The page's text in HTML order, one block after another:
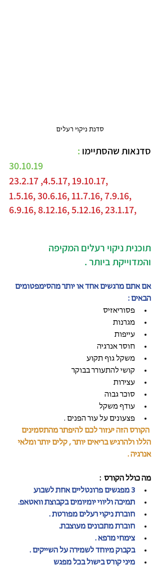
סדנת ניקוי רעלים
סדנאות שהסתיימו :
30.10.19
23.2.17 ,4.5.17, 19.10.17,
1.5.16, 30.6.16, 11.7.16, 7.9.16,
6.9.16, 8.12.16, 5.12.16, 23.1.17,
תוכנית ניקוי רעלים המקיפה
והמדוייקת ביותר .
אם אתם מרגשים אחד או יותר מהסימפטומים
הבאים :
פסוריאזיס
מגרנות
עייפות
חוסר אנרגיה
משקל גוף תקוע
קושי להתעורר בבוקר
עצירות
סוכר גבוה
עודף משקל
פצעונים על עור הפנים .
הקורס הזה יעזור לכם להיפתר מהתסמינים
הללו ולהרגיש בריאים יותר , קלים יותר ומלאי
אנרגיה .
מה כולל הקורס  :
3 מפגשים פרונטליים אחת לשבוע
תמיכה וליווי יומיומים בקבוצת וואטאפ.
חוברת ניקוי רעלים מפורטת .
חוברת מתכונים מעוצבת.
צימחי מרפא .
בקבוק מיוחד לשמירה על השייקים .
מיני קורס בישול בכל מפגש